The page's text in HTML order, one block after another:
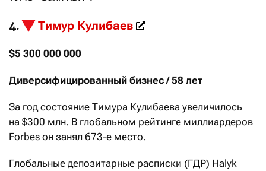
4. Тимур Кулибаев
$5 300 000 000
Диверсифицированный бизнес / 58 лет
За год состояние Тимура Кулибаева увеличилось
на $300 млн. В глобальном рейтинге миллиардеров
Forbes он занял 673-е место.
Глобальные депозитарные расписки (ГДР) Halyk